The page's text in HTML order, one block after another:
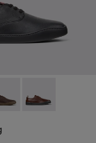
Leather
001 - Black
- K100977-004
Touring -
Peu Touring -